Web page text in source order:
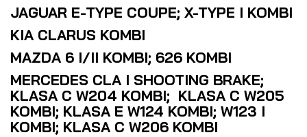
JAGUAR E-TYPE COUPE; X-TYPE I KOMBI
KIA CLARUS KOMBI
MAZDA 6 I/II KOMBI; 626 KOMBI
MERCEDES CLA I SHOOTING BRAKE;
KLASA C W204 KOMBI; KLASA C W205
KOMBI; KLASA E W124 KOMBI; W123 I
KOMBI; KLASA C W206 KOMBI